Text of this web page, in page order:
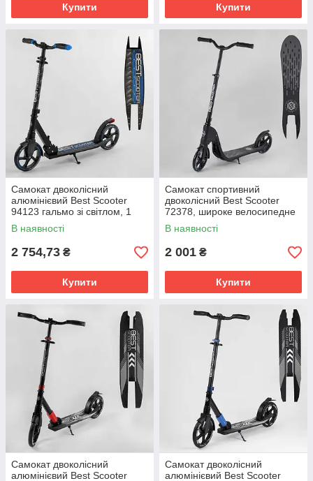
Купити Купити
Самокат двоколісний
алюмінієвий Best Scooter
94123 гальмо зі світлом, 1
амортизатор передній,
затискач керма Чорно-синій
В наявності
2 754,73 ₴
Купити
Самокат спортивний
двоколісний Best Scooter
72378, широке велосипедне
кермо Темно-сірий
В наявності
2 001 ₴
Купити
Самокат двоколісний
алюмінієвий Best Scooter
Самокат двоколісний
алюмінієвий Best Scooter